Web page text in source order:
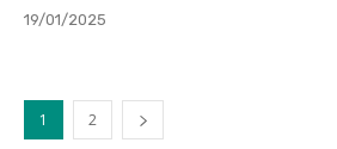
19/01/2025
1 2